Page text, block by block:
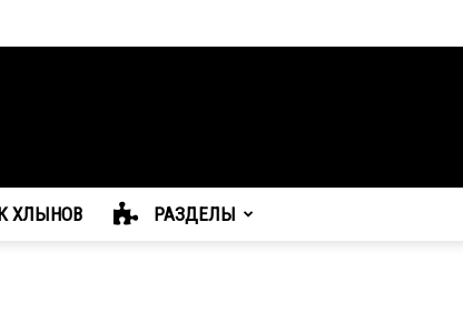
ХЛЫНОВ РАЗДЕЛЫ